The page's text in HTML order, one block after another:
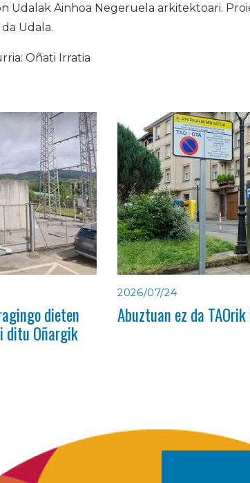
Udalak Ainhoa Negeruela arkitektoari.
da Udala.
Oñati Irratia
dieten
ditu Oñargik
2026/07/24
Abuztuan ez da